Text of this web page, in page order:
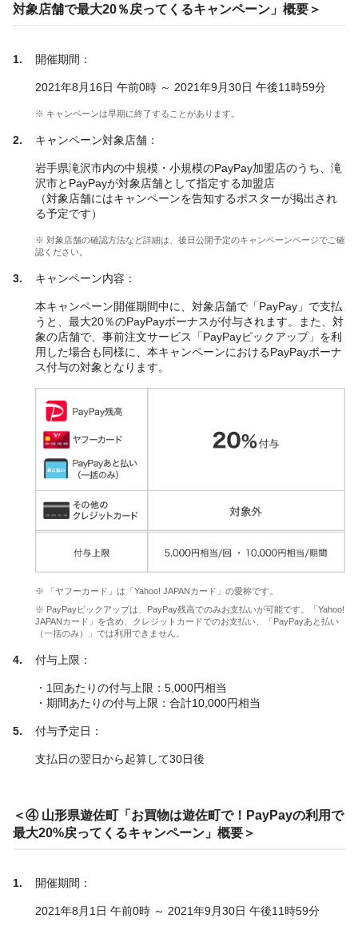
対象店舗で最大20％戻ってくるキャンペーン」概要＞
開催期間：
2021年8月16日 午前0時 ～ 2021年9月30日 午後11時59分
※ キャンペーンは早期に終了することがあります。
キャンペーン対象店舗：
岩手県滝沢市内の中規模・小規模のPayPay加盟店のうち、滝
沢市とPayPayが対象店舗として指定する加盟店
（対象店舗にはキャンペーンを告知するポスターが掲出され
る予定です）
※ 対象店舗の確認方法など詳細は、後日公開予定のキャンペーンページでご確
認ください。
キャンペーン内容：
本キャンペーン開催期間中に、対象店舗で「PayPay」で支払
うと、最大20％のPayPayボーナスが付与されます。また、対
象の店舗で、事前注文サービス「PayPayピックアップ」を利
用した場合も同様に、本キャンペーンにおけるPayPayボーナ
ス付与の対象となります。
※ 「ヤフーカード」は「Yahoo! JAPANカード」の愛称です。
※ PayPayピックアップは、PayPay残高でのみお支払いが可能です。「Yahoo!
JAPANカード」を含め、クレジットカードでのお支払い、「PayPayあと払い
（一括のみ）」では利用できません。
付与上限：
・1回あたりの付与上限：5,000円相当
・期間あたりの付与上限：合計10,000円相当
付与予定日：
支払日の翌日から起算して30日後
＜④ 山形県遊佐町「お買物は遊佐町で！PayPayの利用で
最大20%戻ってくるキャンペーン」概要＞
開催期間：
2021年8月1日 午前0時 ～ 2021年9月30日 午後11時59分